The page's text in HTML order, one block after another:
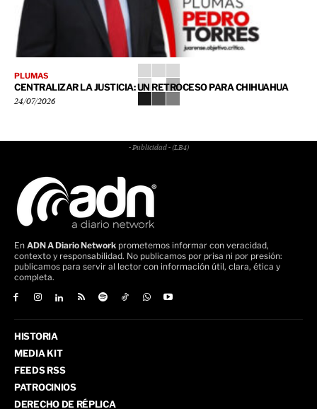
PLUMAS
CENTRALIZAR LA JUSTICIA: UN RETROCESO PARA CHIHUAHUA
24/07/2026
- Publicidad - (LB4)
En ADN A Diario Network prometemos informar con veracidad,
contexto y responsabilidad. No publicamos por prisa ni por presión:
publicamos para servir al lector con información útil, clara, ética y
completa.
HISTORIA
MEDIA KIT
FEEDS RSS
PATROCINIOS
DERECHO DE RÉPLICA